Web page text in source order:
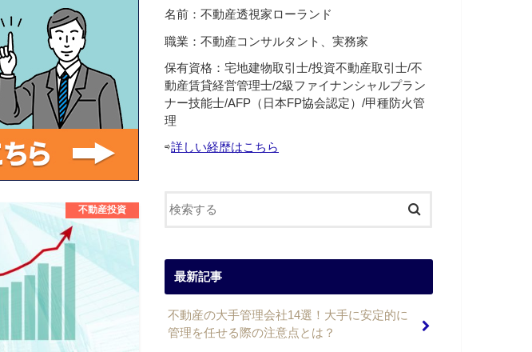
不動産投資
名前：不動産透視家ローランド
職業：不動産コンサルタント、実務家
保有資格：宅地建物取引士/投資不動産取引士/不
動産賃貸経営管理士/2級ファイナンシャルプラン
ナー技能士/AFP（日本FP協会認定）/甲種防火管
理
⇨詳しい経歴はこちら
最新記事
不動産の大手管理会社14選！大手に安定的に
管理を任せる際の注意点とは？